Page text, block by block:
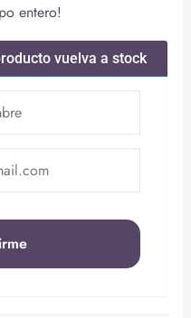
entero!
vuelva a stock